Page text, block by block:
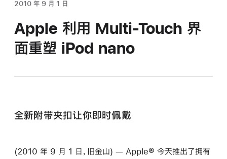
2010 年 9 月 1 日
Apple 利用 Multi-Touch 界
面重塑 iPod nano
全新附带夹扣让你即时佩戴
(2010 年 9 月 1 日，旧金山) — Apple® 今天推出了拥有